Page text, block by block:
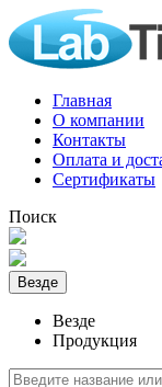
Главная
О компании
Контакты
Оплата и
Сертификаты
Поиск
Везде
Везде
Продукция